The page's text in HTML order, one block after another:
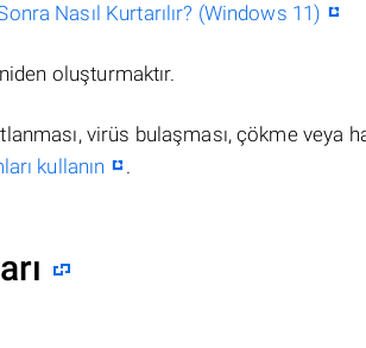
Nasıl Kurtarılır? (Windows 11)
oluşturmaktır.
virüs bulaşması, çökme veya
kullanın .